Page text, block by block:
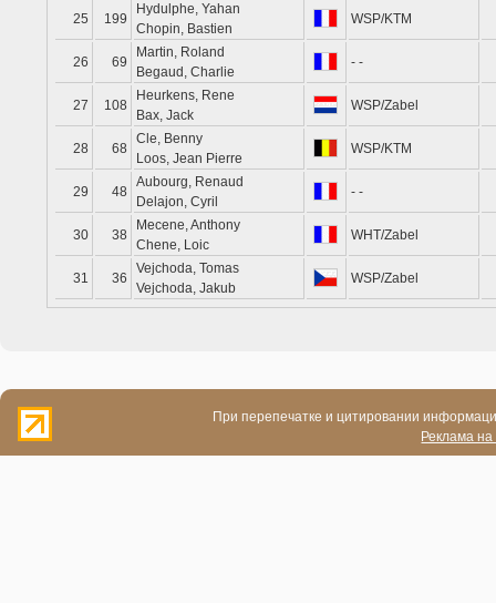
25 199
Hydulphe, Yahan
Chopin, Bastien
WSP/KTM
26 69
Martin, Roland
Begaud, Charlie
- -
27 108
Heurkens, Rene
Bax, Jack
WSP/Zabel
28 68
Cle, Benny
Loos, Jean Pierre
WSP/KTM
29 48
Aubourg, Renaud
Delajon, Cyril
- -
30 38
Mecene, Anthony
Chene, Loic
WHT/Zabel
31 36
Vejchoda, Tomas
Vejchoda, Jakub
WSP/Zabel
При перепечатке и цитировании
Реклама на